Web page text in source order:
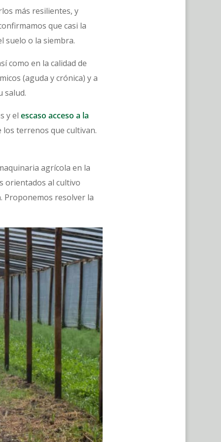
más resilientes, y
que casi la
suelo o la siembra.
como en la calidad de
(aguda y crónica) y a
salud.
y el escaso acceso a la
terrenos que cultivan.
agrícola en la
orientados al cultivo
Proponemos resolver la